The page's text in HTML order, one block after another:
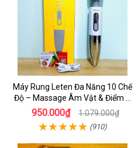
Máy Rung Leten Đa Năng 10 Chế
Độ – Massage Âm Vật & Điểm G
Cực Phê Cho Nữ
950.000₫ 1.079.000₫
(910)